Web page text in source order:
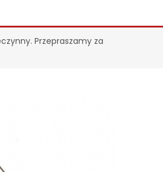
Przepraszamy za